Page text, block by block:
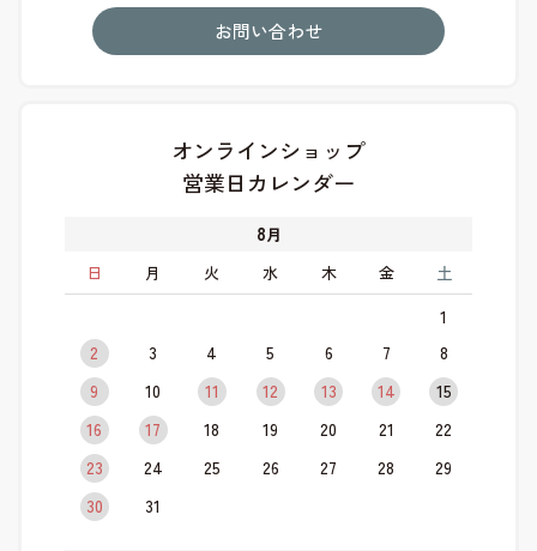
お問い合わせ
オンラインショップ
営業日カレンダー
8月
日
月 火 水 木 金 土
1
2
3 4 5 6 7
8
9
10 11 12 13 14
15
16
17 18 19 20 21
22
23
24 25 26 27 28
29
30
31